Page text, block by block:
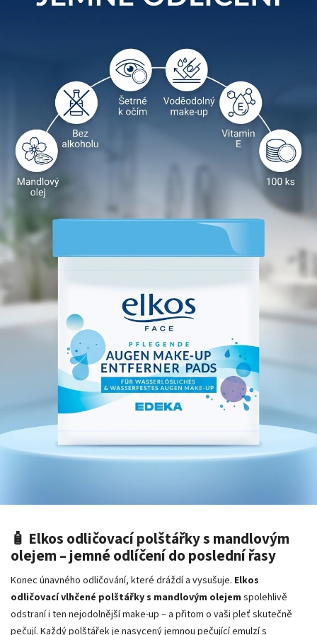
🧴 Elkos odličovací polštářky s mandlovým
olejem – jemné odlíčení do poslední řasy
Konec únavného odličování, které dráždí a vysušuje. Elkos
odličovací vlhčené polštářky s mandlovým olejem spolehlivě
odstraní i ten nejodolnější make-up – a přitom o vaši pleť skutečně
pečují. Každý polštářek je nasycený jemnou pečující emulzí s